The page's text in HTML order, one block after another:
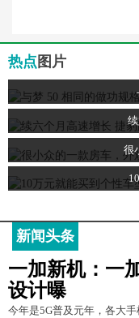
热点 图片
很
新闻头条
一加新机：一
设计曝
今年是5G普及元年，各大